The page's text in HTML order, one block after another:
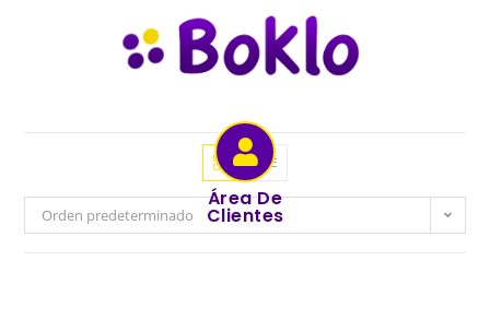
Área De
Clientes
Orden predeterminado